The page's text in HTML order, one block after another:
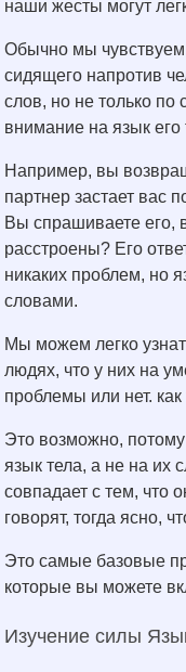
наши жесты могут
Обычно мы
сидящего напротив
слов, но не только по
внимание на язык его
Например, вы
партнер застает вас
Вы спрашиваете его,
расстроены? Его
никаких проблем, но
словами.
Мы можем легко
людях, что у них на
проблемы или нет.
Это возможно,
язык тела, а не на их
совпадает с тем, что
говорят, тогда ясно,
Это самые базовые
которые вы можете
Изучение силы